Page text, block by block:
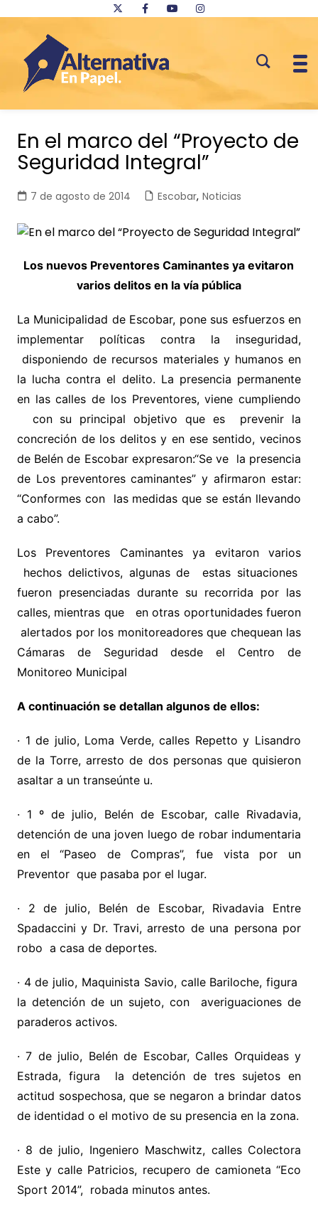
contenido
En el marco del “Proyecto de
Seguridad Integral”
7 de agosto de 2014 Escobar, Noticias
Los nuevos Preventores Caminantes ya evitaron
varios delitos en la vía pública
La Municipalidad de Escobar, pone sus esfuerzos en
implementar políticas contra la inseguridad,
disponiendo de recursos materiales y humanos en
la lucha contra el delito. La presencia permanente
en las calles de los Preventores, viene cumpliendo
con su principal objetivo que es prevenir la
concreción de los delitos y en ese sentido, vecinos
de Belén de Escobar expresaron:“Se ve la presencia
de Los preventores caminantes” y afirmaron estar:
“Conformes con las medidas que se están llevando
a cabo”.
Los Preventores Caminantes ya evitaron varios
hechos delictivos, algunas de estas situaciones
fueron presenciadas durante su recorrida por las
calles, mientras que en otras oportunidades fueron
alertados por los monitoreadores que chequean las
Cámaras de Seguridad desde el Centro de
Monitoreo Municipal
A continuación se detallan algunos de ellos:
· 1 de julio, Loma Verde, calles Repetto y Lisandro
de la Torre, arresto de dos personas que quisieron
asaltar a un transeúnte u.
· 1 º de julio, Belén de Escobar, calle Rivadavia,
detención de una joven luego de robar indumentaria
en el “Paseo de Compras”, fue vista por un
Preventor que pasaba por el lugar.
· 2 de julio, Belén de Escobar, Rivadavia Entre
Spadaccini y Dr. Travi, arresto de una persona por
robo a casa de deportes.
· 4 de julio, Maquinista Savio, calle Bariloche, figura
la detención de un sujeto, con averiguaciones de
paraderos activos.
· 7 de julio, Belén de Escobar, Calles Orquideas y
Estrada, figura la detención de tres sujetos en
actitud sospechosa, que se negaron a brindar datos
de identidad o el motivo de su presencia en la zona.
· 8 de julio, Ingeniero Maschwitz, calles Colectora
Este y calle Patricios, recupero de camioneta “Eco
Sport 2014”, robada minutos antes.